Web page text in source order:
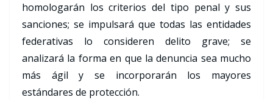
homologarán los criterios del tipo penal y sus
sanciones; se impulsará que todas las entidades
federativas lo consideren delito grave; se
analizará la forma en que la denuncia sea mucho
más ágil y se incorporarán los mayores
estándares de protección.